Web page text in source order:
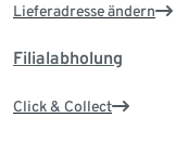
Lieferadresse ändern
Filialabholung
Click & Collect